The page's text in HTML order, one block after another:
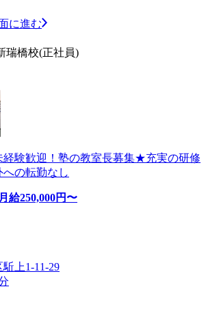
に進む
瑞橋校(正社員)
経験歓迎！塾の教室長募集★充実の研修
の転勤なし
月給250,000円〜
上1-11-29